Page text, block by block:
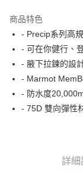
合作金庫商業銀行
華南商業銀行
上海商業儲蓄銀行
國泰世華商業銀行
臺灣中小企業銀行
匯豐（台灣）商業
聯邦商業銀行
元大商業銀行
6 期 0 利率 每
華南商業銀行
上海商業儲蓄銀行
國泰世華商業銀行
臺灣中小企業銀行
匯豐（台灣）商業
台新國際商業銀行
台灣樂天信用卡公
超商取貨付款
LINE Pay
Apple Pay
街口支付
商品特色
- Precip系列高
- 可在你健行、
- 腋下拉鍊的設
- Marmot
- 防水度
- 75D 雙向彈性
詳細